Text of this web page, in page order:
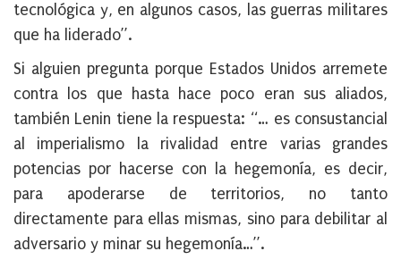
tecnológica y, en algunos casos, las guerras militares
que ha liderado”.
Si alguien pregunta porque Estados Unidos arremete
contra los que hasta hace poco eran sus aliados,
también Lenin tiene la respuesta: “… es consustancial
al imperialismo la rivalidad entre varias grandes
potencias por hacerse con la hegemonía, es decir,
para apoderarse de territorios, no tanto
directamente para ellas mismas, sino para debilitar al
adversario y minar su hegemonía…”.